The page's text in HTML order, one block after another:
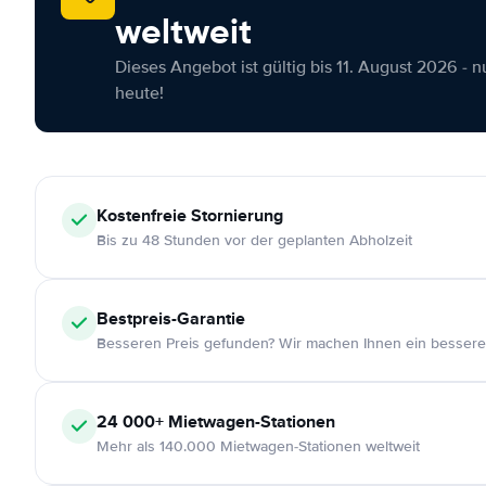
weltweit
Dieses Angebot ist gültig bis 11. August 2026 -
heute!
KostenfreieStornierung
Bis zu 48 Stunden vor der geplanten Abholzeit
Bestpreis-Garantie
Besseren Preis gefunden? Wir machen Ihnen ein
24 000+ Mietwagen-Stationen
Mehr als 140.000 Mietwagen-Stationen weltweit